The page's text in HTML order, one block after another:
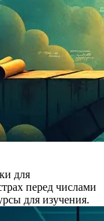
для
перед числами
для изучения.